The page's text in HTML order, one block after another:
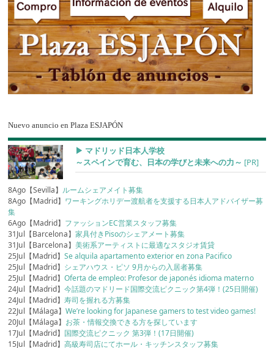
Nuevo anuncio en Plaza ESJAPÓN
▶︎ マドリッド日本人学校
～スペインで育む、日本の学びと未来への力～ [PR]
8Ago【Sevilla】 ルームシェアメイト募集
8Ago【Madrid】 ワーキングホリデー渡航者を支援する日本人アドバイザー募
集
6Ago【Madrid】 ファッションEC営業スタッフ募集
31Jul【Barcelona】家具付きPisoのシェアメート募集
31Jul【Barcelona】美術系アーティストに最適なスタジオ賃貸
25Jul【Madrid】Se alquila apartamento exterior en zona Pacifico
25Jul【Madrid】 シェアハウス・ピソ 9月からの入居者募集
25Jul【Madrid】Oferta de empleo: Profesor de japonés idioma materno
24Jul【Madrid】今話題のマドリード国際交流ピクニック第4弾！(25日開催)
24Jul【Madrid】寿司を握れる方募集
22Jul【Málaga】We’re looking for Japanese gamers to test video games!
20Jul【Málaga】 お茶・情報交換できる方を探しています
17Jul【Madrid】 国際交流ピクニック 第3弾！(17日開催)
15Jul【Madrid】高級寿司店にてホール・キッチンスタッフ募集